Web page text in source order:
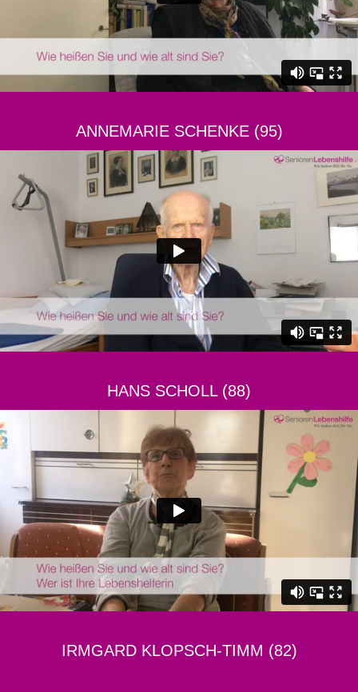
ANNEMARIE SCHENKE (95)
HANS SCHOLL (88)
IRMGARD KLOPSCH-TIMM (82)